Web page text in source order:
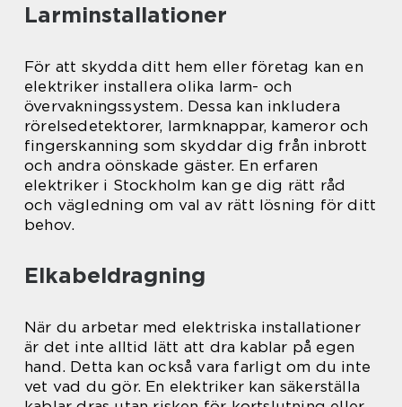
Larminstallationer
För att skydda ditt hem eller företag kan en
elektriker installera olika larm- och
övervakningssystem. Dessa kan inkludera
rörelsedetektorer, larmknappar, kameror och
fingerskanning som skyddar dig från inbrott
och andra oönskade gäster. En erfaren
elektriker i Stockholm kan ge dig rätt råd
och vägledning om val av rätt lösning för ditt
behov.
Elkabeldragning
När du arbetar med elektriska installationer
är det inte alltid lätt att dra kablar på egen
hand. Detta kan också vara farligt om du inte
vet vad du gör. En elektriker kan säkerställa